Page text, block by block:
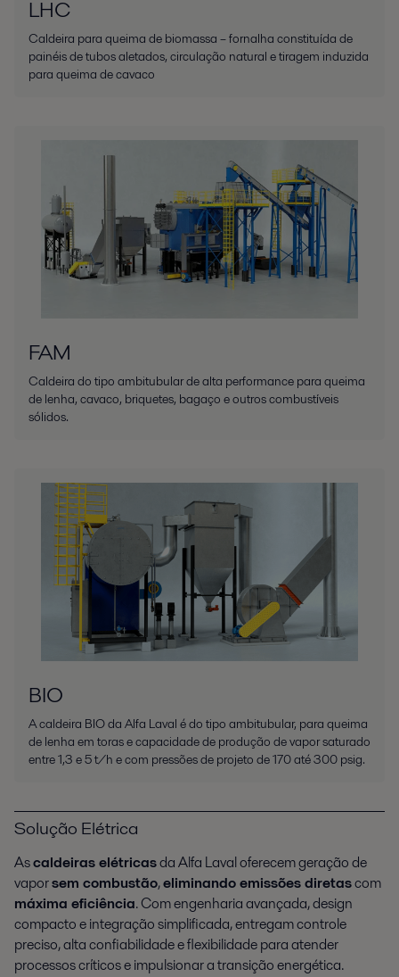
LHC
Caldeira para queima de biomassa – fornalha constituída de
painéis de tubos aletados, circulação natural e tiragem induzida
para queima de cavaco
FAM
Caldeira do tipo ambitubular de alta performance para queima
de lenha, cavaco, briquetes, bagaço e outros combustíveis
sólidos.
BIO
A caldeira BIO da Alfa Laval é do tipo ambitubular, para queima
de lenha em toras e capacidade de produção de vapor saturado
entre 1,3 e 5 t/h e com pressões de projeto de 170 até 300 psig.
Solução Elétrica
Ascaldeiras elétricasda Alfa Laval oferecem geração de
vaporsem combustão,eliminando emissões diretascom
máxima eficiência. Com engenharia avançada, design
compacto e integração simplificada, entregam controle
preciso, alta confiabilidade e flexibilidade para atender
processos críticos e impulsionar a transição energética.